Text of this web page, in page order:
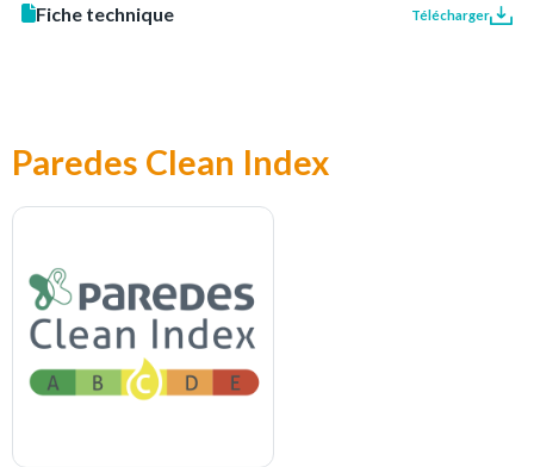
Fiche technique Télécharger
Paredes Clean Index